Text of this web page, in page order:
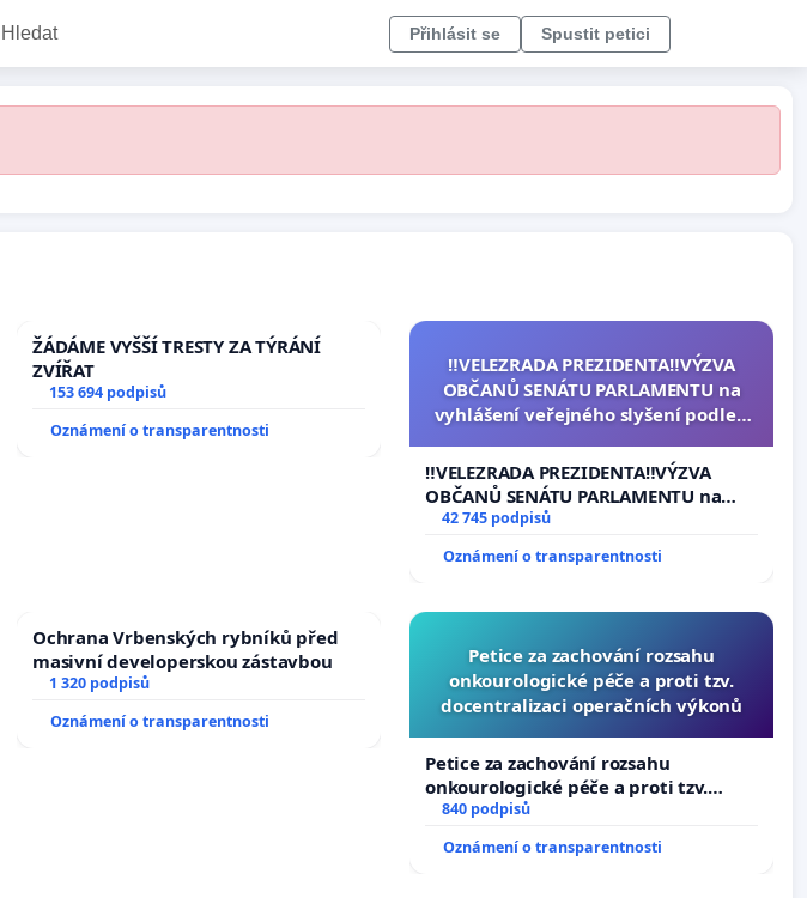
Hledat Přihlásit se Spustit petici
ŽÁDÁME VYŠŠÍ TRESTY ZA TÝRÁNÍ
ZVÍŘAT
153 694 podpisů
Oznámení o transparentnosti
‼️VELEZRADA PREZIDENTA‼️VÝZVA
OBČANŮ SENÁTU PARLAMENTU na
vyhlášení veřejného slyšení podle §
na přijetí usnesení k podání ústavní
žaloby na prezidenta republiky
‼️VELEZRADA PREZIDENTA‼️VÝZVA
OBČANŮ SENÁTU PARLAMENTU na
vyhlášení veřejného slyšení podle §
144 jednacího řádu Senátu k návrhu
na přijetí usnesení k podání ústavní
42 745 podpisů
Oznámení o transparentnosti
Ochrana Vrbenských rybníků před
masivní developerskou zástavbou
1 320 podpisů
Oznámení o transparentnosti
Petice za zachování rozsahu
onkourologické péče a proti tzv.
docentralizaci operačních výkonů
Petice za zachování rozsahu
onkourologické péče a proti tzv.
docentralizaci operačních výkonů
840 podpisů
Oznámení o transparentnosti